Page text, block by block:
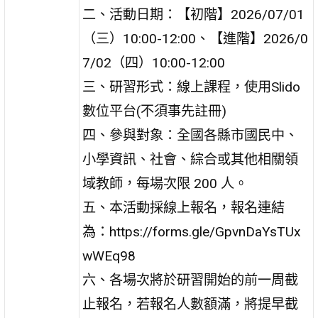
二、活動日期：【初階】2026/07/01
（三）10:00-12:00、【進階】2026/0
7/02（四）10:00-12:00
三、研習形式：線上課程，使用Slido
數位平台(不須事先註冊)
四、參與對象：全國各縣市國民中、
小學資訊、社會、綜合或其他相關領
域教師，每場次限 200 人。
五、本活動採線上報名，報名連結
為：https://forms.gle/GpvnDaYsTUx
wWEq98
六、各場次將於研習開始的前一周截
止報名，若報名人數額滿，將提早截